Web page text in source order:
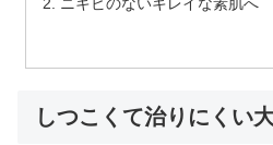
しつこくて治りにくい